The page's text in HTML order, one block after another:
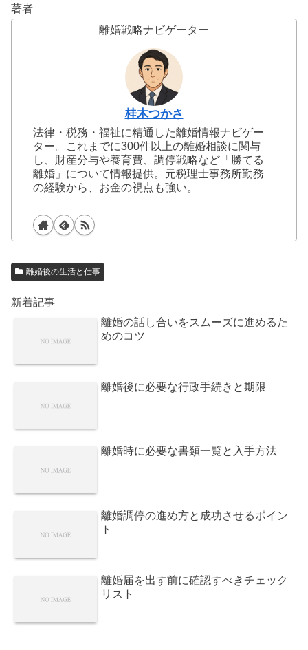
著者
離婚戦略ナビゲーター
桂木つかさ
法律・税務・福祉に精通した離婚情報ナビゲー
ター。これまでに300件以上の離婚相談に関与
し、財産分与や養育費、調停戦略など「勝てる
離婚」について情報提供。元税理士事務所勤務
の経験から、お金の視点も強い。
離婚後の生活と仕事
新着記事
離婚の話し合いをスムーズに進めるた
めのコツ
離婚後に必要な行政手続きと期限
離婚時に必要な書類一覧と入手方法
離婚調停の進め方と成功させるポイン
ト
離婚届を出す前に確認すべきチェック
リスト